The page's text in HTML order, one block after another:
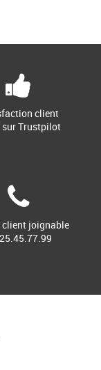
client
Trustpilot
client joignable